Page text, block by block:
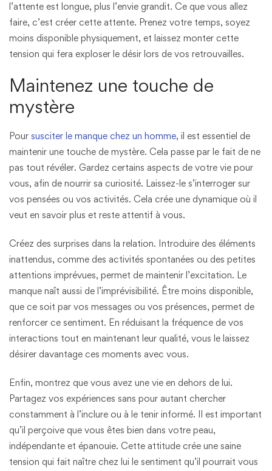
l’attente est longue, plus l’envie grandit. Ce que vous allez
faire, c’est créer cette attente. Prenez votre temps, soyez
moins disponible physiquement, et laissez monter cette
tension qui fera exploser le désir lors de vos retrouvailles.
Maintenez une touche de
mystère
Pour susciter le manque chez un homme, il est essentiel de
maintenir une touche de mystère. Cela passe par le fait de ne
pas tout révéler. Gardez certains aspects de votre vie pour
vous, afin de nourrir sa curiosité. Laissez-le s’interroger sur
vos pensées ou vos activités. Cela crée une dynamique où il
veut en savoir plus et reste attentif à vous.
Créez des surprises dans la relation. Introduire des éléments
inattendus, comme des activités spontanées ou des petites
attentions imprévues, permet de maintenir l’excitation. Le
manque naît aussi de l’imprévisibilité. Être moins disponible,
que ce soit par vos messages ou vos présences, permet de
renforcer ce sentiment. En réduisant la fréquence de vos
interactions tout en maintenant leur qualité, vous le laissez
désirer davantage ces moments avec vous.
Enfin, montrez que vous avez une vie en dehors de lui.
Partagez vos expériences sans pour autant chercher
constamment à l’inclure ou à le tenir informé. Il est important
qu’il perçoive que vous êtes bien dans votre peau,
indépendante et épanouie. Cette attitude crée une saine
tension qui fait naître chez lui le sentiment qu’il pourrait vous